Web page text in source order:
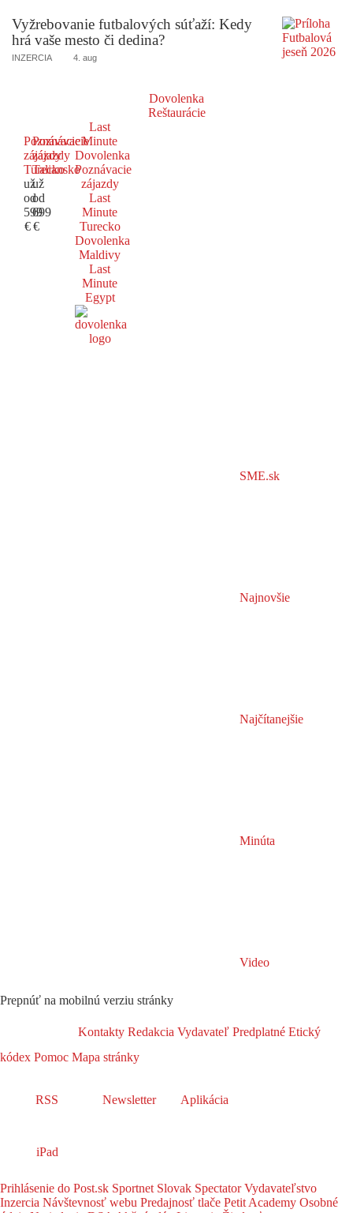
Vyžrebovanie futbalových súťaží: Kedy
hrá vaše mesto či dedina?
INZERCIA 4. aug
Dovolenka
Reštaurácie
Poznávacie
zájazdy
Turecko
už
od
599
€
Poznávacie
zájazdy
Taliansko
už
od
699
€
Last
Minute
Dovolenka
Poznávacie
zájazdy
Last
Minute
Turecko
Dovolenka
Maldivy
Last
Minute
Egypt
SME.sk
Najnovšie
Najčítanejšie
Minúta
Video
Prepnúť na mobilnú verziu stránky
Kontakty Redakcia Vydavateľ Predplatné Etický
kódex Pomoc Mapa stránky
RSS Newsletter Aplikácia
iPad
Prihlásenie do Post.sk SportnetSlovak SpectatorVydavateľstvo
Inzercia Návštevnosť webu Predajnosť tlače Petit Academy Osobné